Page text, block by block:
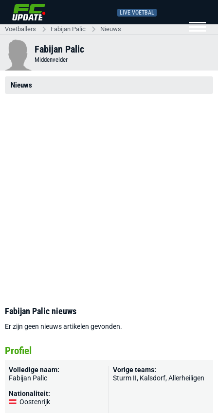
LIVE VOETBAL
Voetballers Fabijan Palic Nieuws
Fabijan Palic
Middenvelder
Nieuws
Fabijan Palic nieuws
Er zijn geen nieuws artikelen gevonden.
Profiel
Volledige naam:
Fabijan Palic
Nationaliteit:
Oostenrijk
Vorige teams:
Sturm II, Kalsdorf, Allerheiligen